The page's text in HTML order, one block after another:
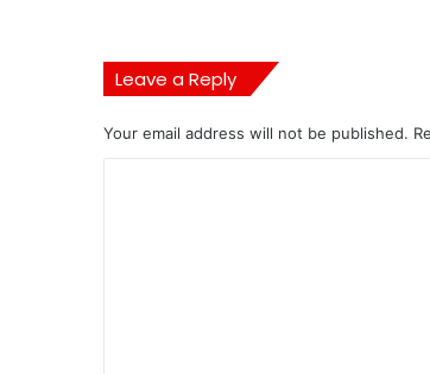
Leave a Reply
Your email address will not be published.